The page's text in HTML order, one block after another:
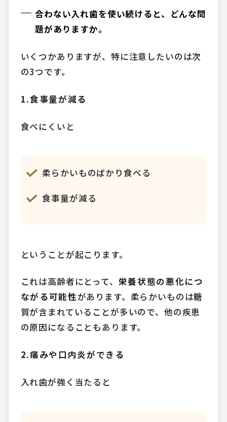
合わない入れ歯を使い続けると、どんな問
題がありますか。
いくつかありますが、特に注意したいのは次
の3つです。
1.食事量が減る
食べにくいと
柔らかいものばかり食べる
食事量が減る
ということが起こります。
これは高齢者にとって、 栄養状態の悪化につ
ながる可能性があります。柔らかいものは糖
質が含まれていることが多いので、他の疾患
の原因になることもあります。
2.痛みや口内炎ができる
入れ歯が強く当たると